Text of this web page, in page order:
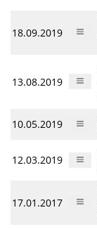
18.09.2019
13.08.2019
10.05.2019
12.03.2019
17.01.2017